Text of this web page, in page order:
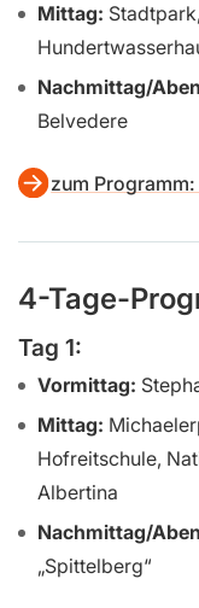
Mittag:
Nachmittag/
Belvedere
zum
4-Tage-
Tag 1:
Vormittag:
Mittag:
Hofreitschule,
Albertina
Nachmittag/
„Spittelberg“